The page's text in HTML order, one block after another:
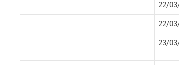
22/
22/
23/